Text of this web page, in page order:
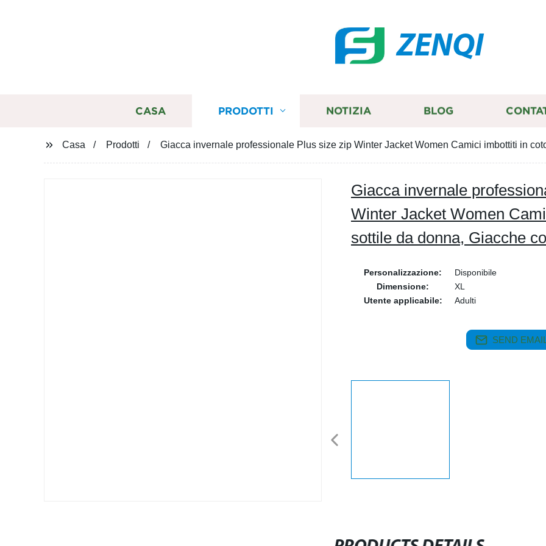
ZENQI
CASA PRODOTTI NOTIZIA BLOG
Casa Prodotti Giacca invernale professionale Plus size zip Winter Jacket Women Camici imbottiti in
Giacca invernale
Winter Jacket Women
sottile da donna, Giacche
Personalizzazione:
Disponibile
Dimensione:
XL
Utente applicabile:
Adulti
SEND